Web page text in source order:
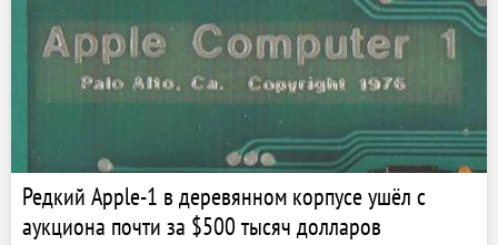
Редкий Apple-1 в деревянном корпусе ушёл с
аукциона почти за $500 тысяч долларов